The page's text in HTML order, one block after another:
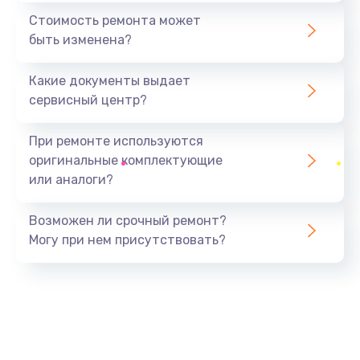
370 руб.
Ремонт электроплаты
Замена центрирующей шайбы динамика
Заказать
Стоимость ремонта может
быть изменена?
Какие документы выдает
сервисный центр?
При ремонте используются
оригинальные комплектующие
или аналоги?
Возможен ли срочный ремонт?
Могу при нем присутствовать?